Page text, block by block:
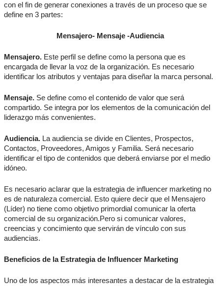
con el fin de generar conexiones a través de un proceso que se
define en 3 partes:
Mensajero- Mensaje -Audiencia
Mensajero. Este perfil se define como la persona que es
encargada de llevar la voz de la organización. Es necesario
identificar los atributos y ventajas para diseñar la marca personal.
Mensaje. Se define como el contenido de valor que será
compartido. Se integra por los elementos de la comunicación del
liderazgo más convenientes.
Audiencia. La audiencia se divide en Clientes, Prospectos,
Contactos, Proveedores, Amigos y Familia. Será necesario
identificar el tipo de contenidos que deberá enviarse por el medio
idóneo.
Es necesario aclarar que la estrategia de influencer marketing no
es de naturaleza comercial. Esto quiere decir que el Mensajero
(Líder) no tiene como objetivo primordial comunicar la oferta
comercial de su organización.Pero si comunicar valores,
creencias y concimiento que servirán de vínculo con sus
audiencias.
Beneficios de la Estrategia de Influencer Marketing
Uno de los aspectos más interesantes a destacar de la estrategia